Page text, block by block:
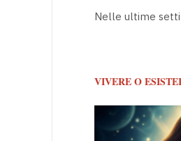
Nelle ultime
VIVERE O